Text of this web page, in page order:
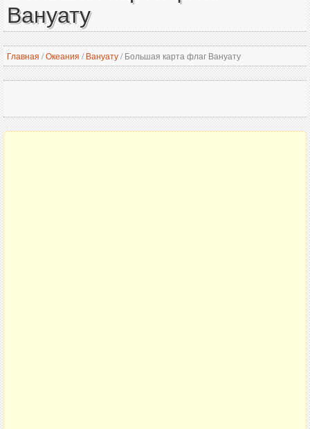
Вануату
Главная /Океания / Вануату/Большая карта флаг Вануату